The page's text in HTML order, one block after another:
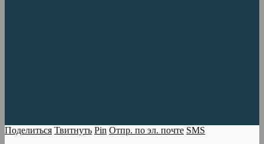
Поделиться Твитнуть Pin Отпр. по эл. почте SMS